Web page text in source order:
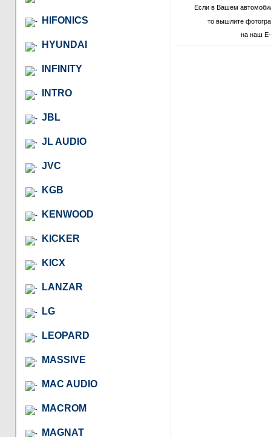
HIFONICS
HYUNDAI
INFINITY
INTRO
JBL
JL AUDIO
JVC
KGB
KENWOOD
KICKER
KICX
LANZAR
LG
LEOPARD
MASSIVE
MAC AUDIO
MACROM
MAGNAT
Если в Вашем
то вышлите
на наш